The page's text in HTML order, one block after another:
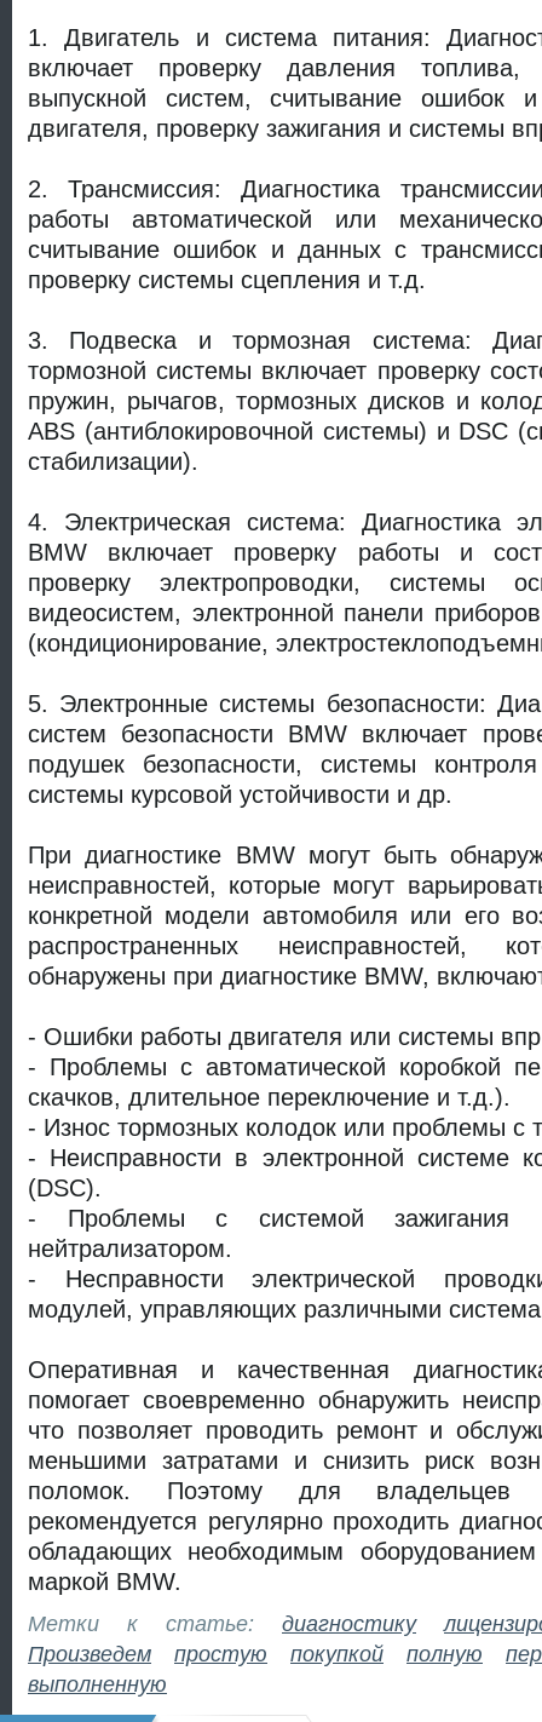
1. Двигатель и система питания:
включает проверку давления
выпускной систем, считывание ошибок
двигателя, проверку зажигания и системы
2. Трансмиссия: Диагностика
работы автоматической или
считывание ошибок и данных с
проверку системы сцепления и т.д.
3. Подвеска и тормозная система:
тормозной системы включает проверку
пружин, рычагов, тормозных дисков и
ABS (антиблокировочной системы) и DSC
стабилизации).
4. Электрическая система: Диагностика
BMW включает проверку работы и
проверку электропроводки, системы
видеосистем, электронной панели
(кондиционирование,
5. Электронные системы безопасности:
систем безопасности BMW включает
подушек безопасности, системы
системы курсовой устойчивости и др.
При диагностике BMW могут быть
неисправностей, которые могут
конкретной модели автомобиля или его
распространенных неисправностей,
обнаружены при диагностике BMW,
- Ошибки работы двигателя или системы
- Проблемы с автоматической коробкой
скачков, длительное переключение и т.д.).
- Износ тормозных колодок или проблемы с
- Неисправности в электронной системе
(DSC).
- Проблемы с системой зажигания
нейтрализатором.
- Несправности электрической
модулей, управляющих различными
Оперативная и качественная
помогает своевременно обнаружить
что позволяет проводить ремонт и
меньшими затратами и снизить риск
поломок. Поэтому для владельцев
рекомендуется регулярно проходить
обладающих необходимым
маркой BMW.
Метки к статье: диагностику
Произведем
простую покупкой полную
выполненную